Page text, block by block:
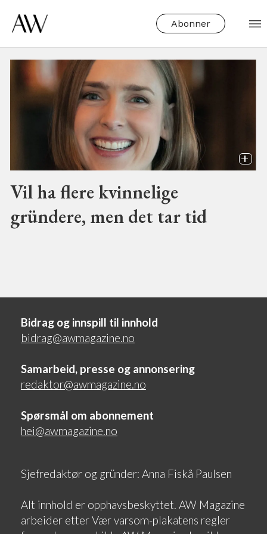
Abonner
Tag:
monica
hellmann
Vil ha flere kvinnelige
gründere, men det tar tid
Bidrag og innspill til innhold
bidrag@awmagazine.no
Samarbeid, presse og annonsering
redaktor@awmagazine.no
Spørsmål om abonnement
hei@awmagazine.no
Sjefredaktør og gründer: Anna Fiskå Paulsen
Alt innhold er opphavsbeskyttet. AW Magazine
arbeider etter Vær varsom-plakatens regler